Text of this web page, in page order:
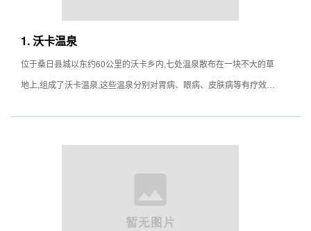
1. 沃卡温泉
位于桑日县城以东约60公里的沃卡乡内,七处温泉散布在一块不大的草
地上,组成了沃卡温泉,这些温泉分别对胃病、眼病、皮肤病等有疗效。